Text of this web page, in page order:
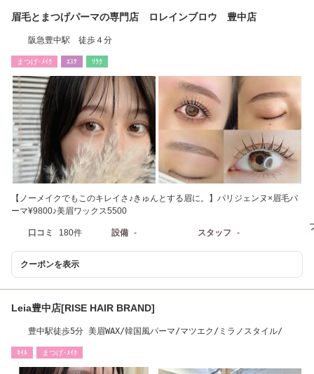
眉毛とまつげパーマの専門店 ロレインブロウ 豊中店
阪急豊中駅 徒歩４分
まつげ･ﾒｲｸ ｴｽﾃ ﾘﾗｸ
【ノーメイクでもこのキレイさ♪きゅんとする眉に。】パリジェンヌ×眉毛パ
ーマ¥9800♪美眉ワックス5500
口コミ 180件 設備 - スタッフ -
クーポンを表示
Leia豊中店[RISE HAIR BRAND]
豊中駅徒歩5分 美眉WAX/韓国風パーマ/マツエク/ミラノスタイル/
ﾈｲﾙ まつげ･ﾒｲｸ